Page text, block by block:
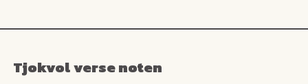
Tjokvol verse noten